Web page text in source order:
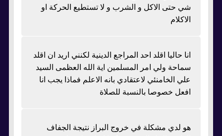
شي حتى الاكل و الشرب و لا تستطيع الحركة او
الاكلام
انا حاليا اقلد احد المراجع الدينية لكنني اريد ان اقلد
سماحة ولي امر المسلمين اية الله العظمى السيد
علي الخامنئي لاعتقادي بانه الاعلم فماذا يجب انا
افعل خصوصا بالنسبة للصلاة
هو لدي مشكلة في خروج البراز نتيجة الجفاف